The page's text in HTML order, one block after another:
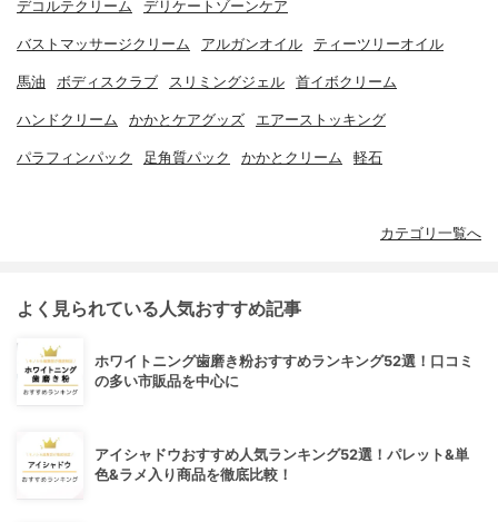
デコルテクリーム デリケートゾーンケア
バストマッサージクリーム アルガンオイル ティーツリーオイル
馬油 ボディスクラブ スリミングジェル 首イボクリーム
ハンドクリーム かかとケアグッズ エアーストッキング
パラフィンパック 足角質パック かかとクリーム 軽石
カテゴリ一覧へ
よく見られている人気おすすめ記事
ホワイトニング歯磨き粉おすすめランキング52選！口コミ
の多い市販品を中心に
アイシャドウおすすめ人気ランキング52選！パレット&単
色&ラメ入り商品を徹底比較！